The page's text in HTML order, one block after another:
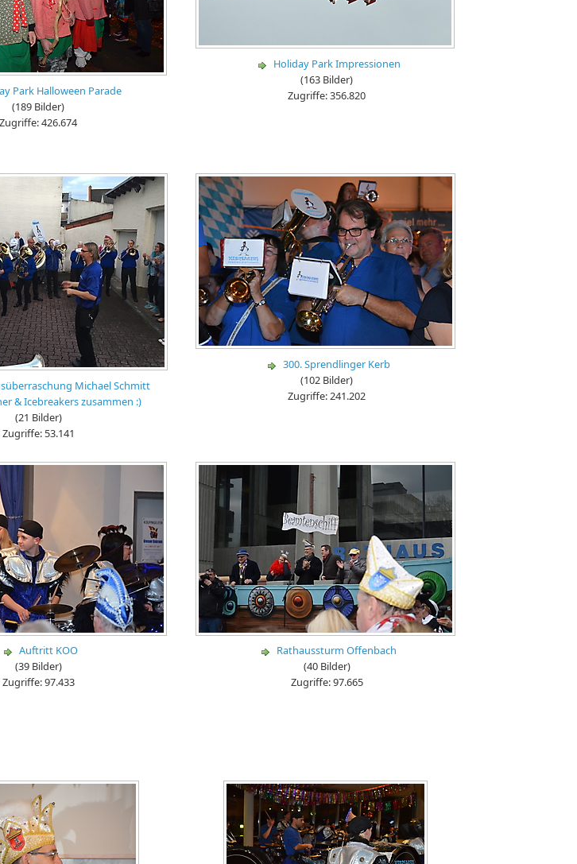
Park Halloween Parade
(189 Bilder)
Zugriffe: 426.674
Holiday Park Impressionen
(163 Bilder)
Zugriffe: 356.820
Michael Schmitt
& Icebreakers zusammen :)
(21 Bilder)
Zugriffe: 53.141
300. Sprendlinger Kerb
(102 Bilder)
Zugriffe: 241.202
Auftritt KOO
(39 Bilder)
Zugriffe: 97.433
Rathaussturm Offenbach
(40 Bilder)
Zugriffe: 97.665